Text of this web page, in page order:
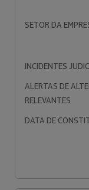
SETOR DA
INCIDENTES
ALERTAS DE
RELEVANTES
DATA DE